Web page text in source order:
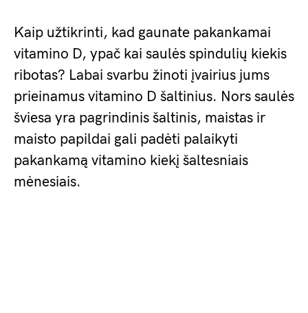
Kaip užtikrinti, kad gaunate pakankamai
vitamino D, ypač kai saulės spindulių kiekis
ribotas? Labai svarbu žinoti įvairius jums
prieinamus vitamino D šaltinius. Nors saulės
šviesa yra pagrindinis šaltinis, maistas ir
maisto papildai gali padėti palaikyti
pakankamą vitamino kiekį šaltesniais
mėnesiais.